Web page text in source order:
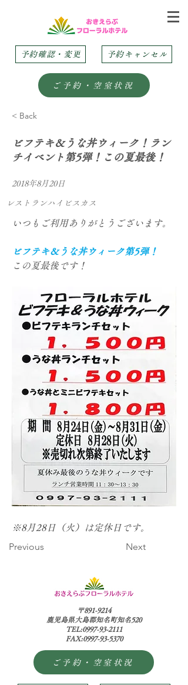
予約確認・変更 予約キャンセル
ご予約・空室状況
< Back
ビフテキ＆うな丼ウィーク！ラン
チイベント第5弾！この夏最後！
2018年8月20日
レストランハイビスカス
いつもご利用ありがとうございます。
ビフテキ＆うな丼ウィーク第5弾！
この夏最後です！
※8月28日（火）は定休日です。
Previous Next
〒891-9214
鹿児島県大島郡知名町知名520
TEL:0997-93-2111
FAX:0997-93-5370
ご予約・空室状況